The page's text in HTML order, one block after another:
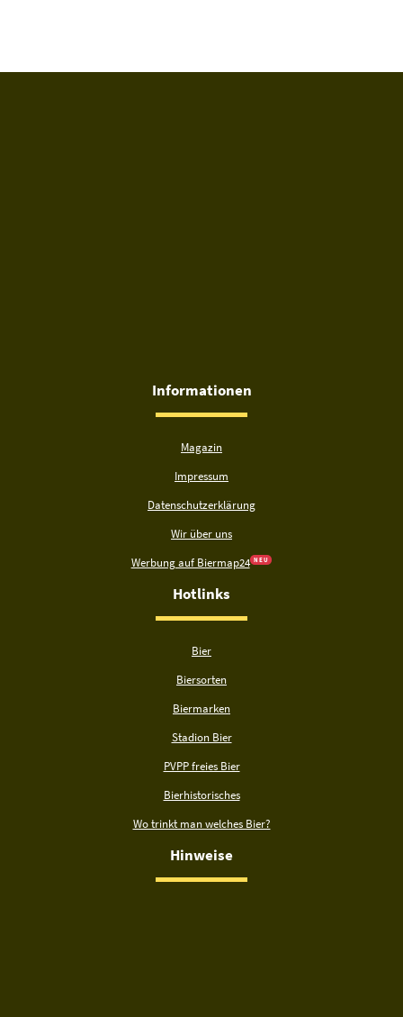
Informationen
Magazin
Impressum
Datenschutzerklärung
Wir über uns
Werbung auf Biermap24 N E U
Hotlinks
Bier
Biersorten
Biermarken
Stadion Bier
PVPP freies Bier
Bierhistorisches
Wo trinkt man welches Bier?
Hinweise